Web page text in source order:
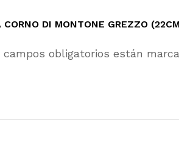
DI MONTONE GREZZO
campos obligatorios están